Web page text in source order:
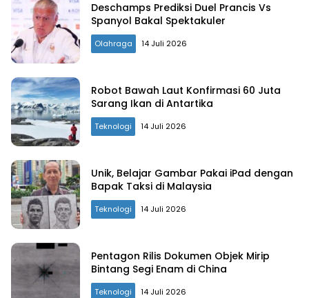
Deschamps Prediksi Duel Prancis Vs
Spanyol Bakal Spektakuler
Olahraga 14 Juli 2026
Robot Bawah Laut Konfirmasi 60 Juta
Sarang Ikan di Antartika
Teknologi 14 Juli 2026
Unik, Belajar Gambar Pakai iPad dengan
Bapak Taksi di Malaysia
Teknologi 14 Juli 2026
Pentagon Rilis Dokumen Objek Mirip
Bintang Segi Enam di China
Teknologi 14 Juli 2026